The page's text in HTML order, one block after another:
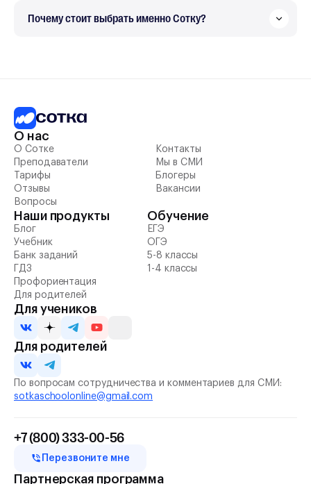
Почему стоит выбрать именно Сотку?
О нас
О Сотке
Преподаватели
Тарифы
Отзывы
Вопросы
Контакты
Мы в СМИ
Блогеры
Вакансии
Наши продукты
Блог
Учебник
Банк заданий
ГДЗ
Профориентация
Для родителей
Обучение
ЕГЭ
ОГЭ
5-8 классы
1-4 классы
Для учеников
Для родителей
По вопросам сотрудничества и комментариев для СМИ:
sotkaschoolonline@gmail.com
+7 (800) 333-00-56
Перезвоните мне
Партнерская программа